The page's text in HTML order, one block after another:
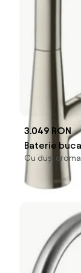
3.049 RON
Baterie
Hansgrohe
jeturi crom
Cu duș,